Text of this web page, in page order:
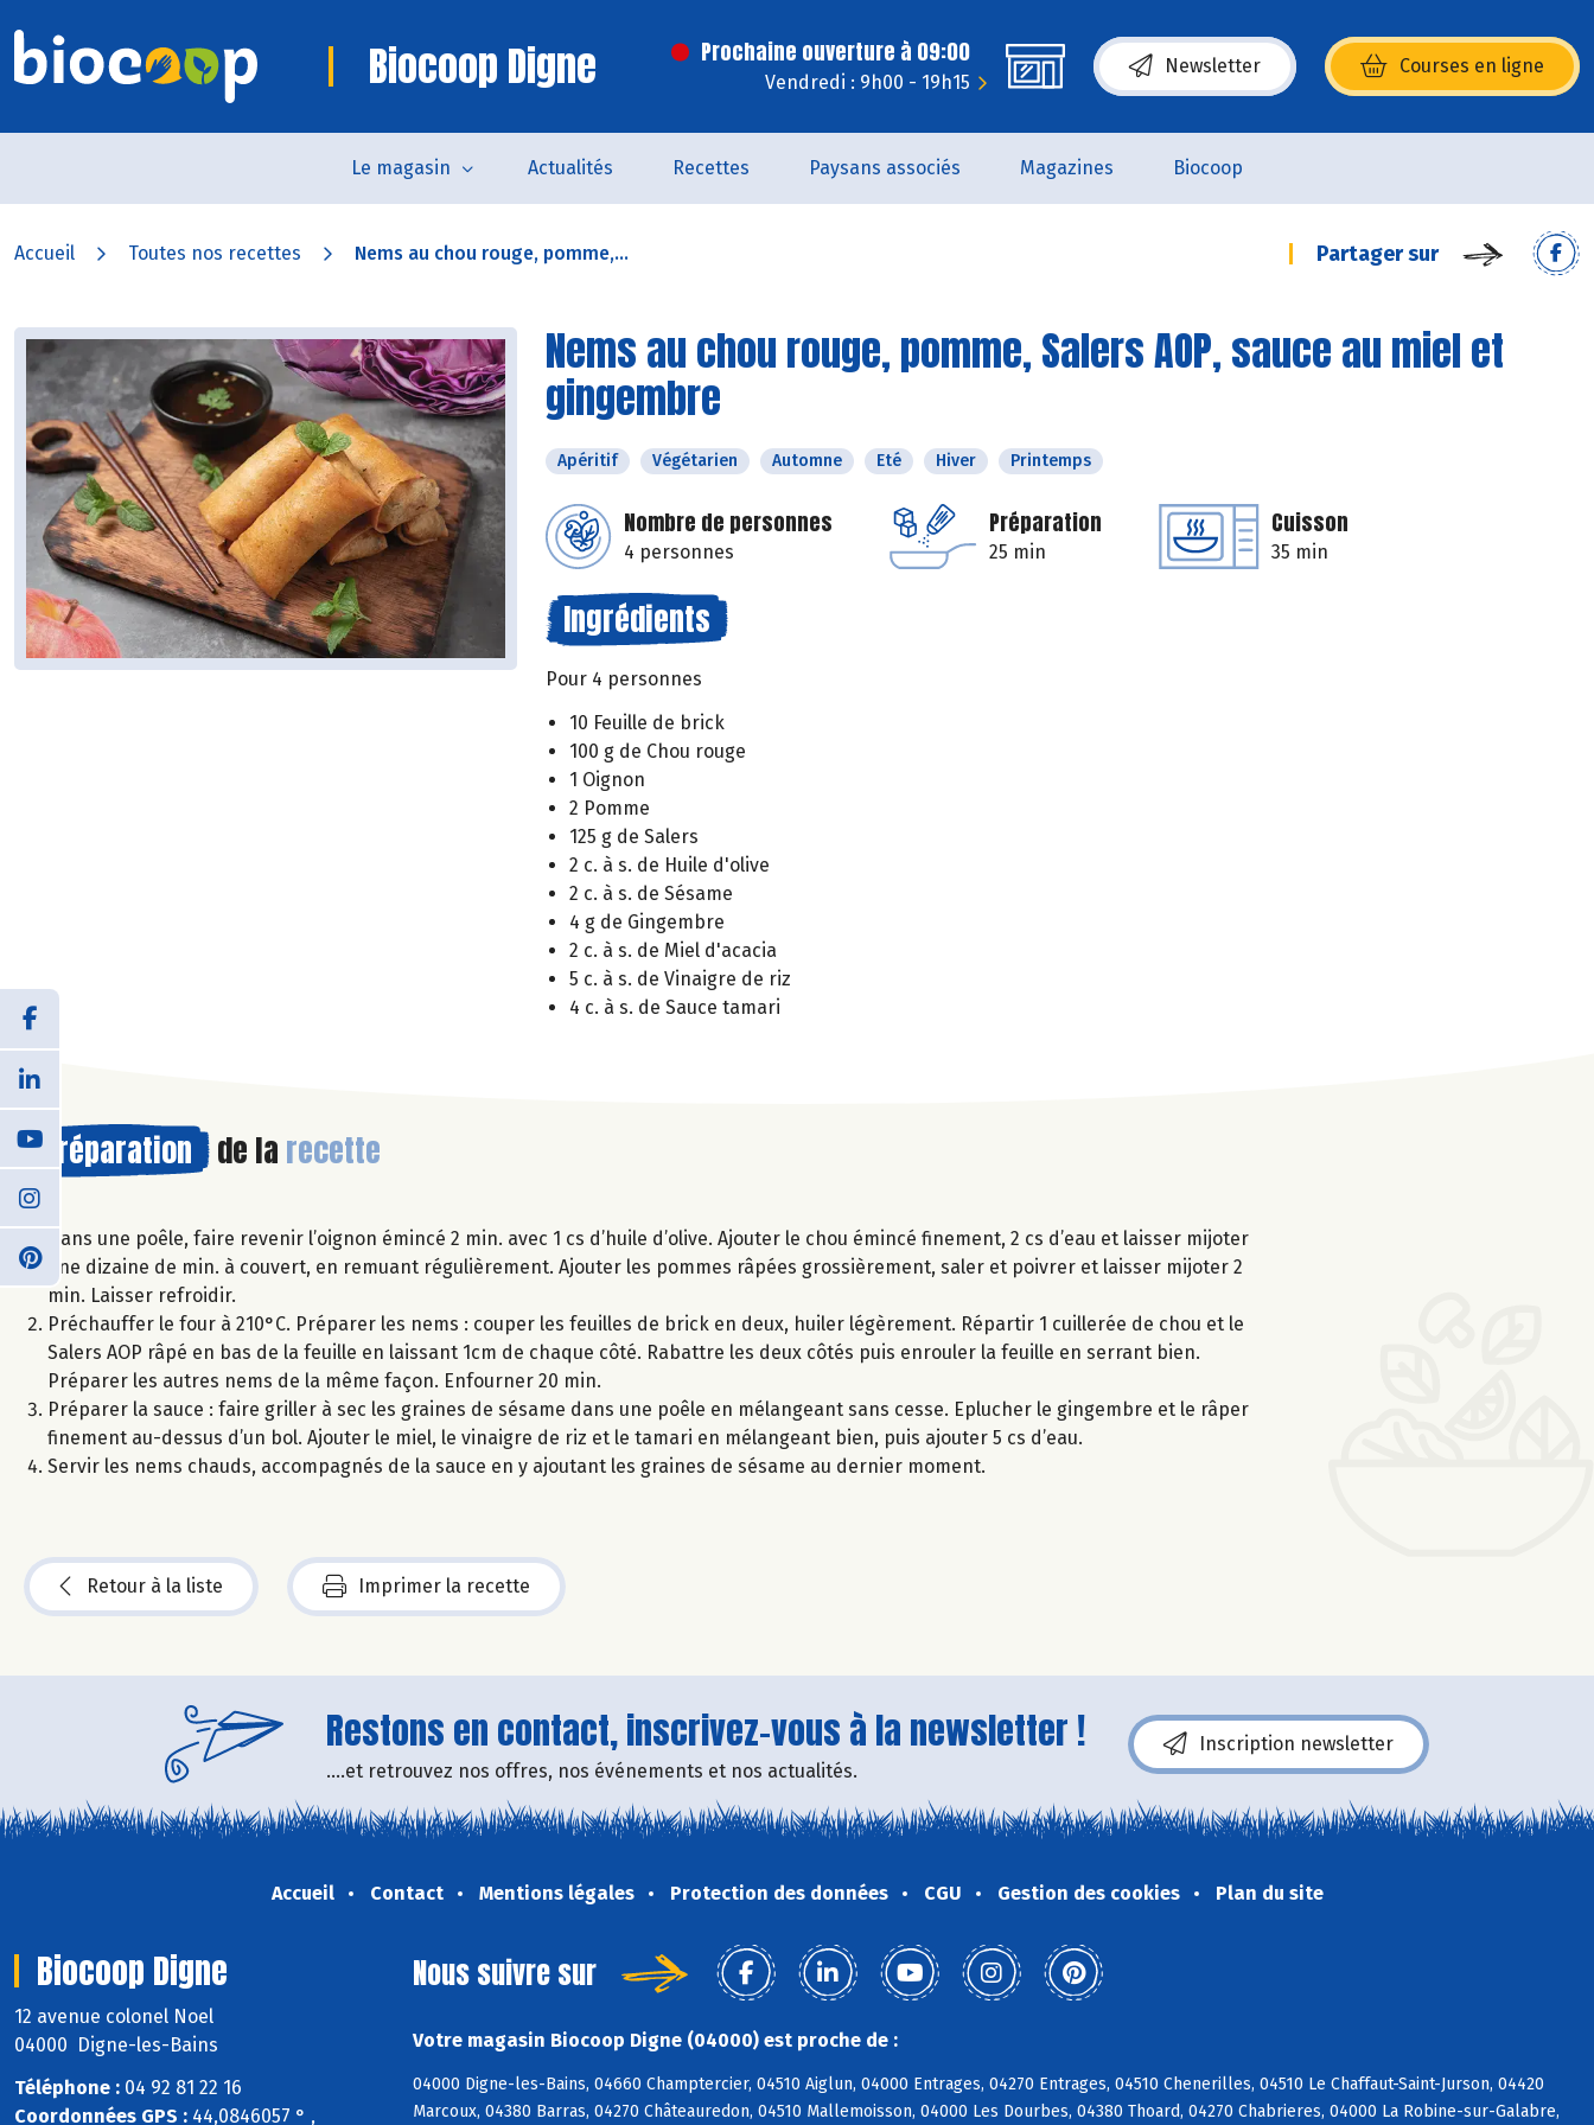
Biocoop Digne Prochaine ouverture à 09:00
Vendredi : 9h00 - 19h15
Newsletter Courses en ligne
(s’ouvre dans une nouvelle fenêtre)
Le magasin Actualités Recettes Paysans associés Magazines Biocoop
Accueil Toutes nos recettes Nems au chou rouge, pomme,... Partager sur
Nems au chou rouge, pomme, Salers AOP, sauce au miel et
gingembre
Apéritif Végétarien Automne Eté Hiver Printemps
Nombre de personnes
4 personnes
Préparation
25 min
Cuisson
35 min
Ingrédients
Pour 4 personnes
10 Feuille de brick
100 g de Chou rouge
1 Oignon
2 Pomme
125 g de Salers
2 c. à s. de Huile d'olive
2 c. à s. de Sésame
4 g de Gingembre
2 c. à s. de Miel d'acacia
5 c. à s. de Vinaigre de riz
4 c. à s. de Sauce tamari
Préparation de la recette
Dans une poêle, faire revenir l’oignon émincé 2 min. avec 1 cs d’huile d’olive. Ajouter le chou émincé finement, 2 cs d’eau et laisser mijoter
une dizaine de min. à couvert, en remuant régulièrement. Ajouter les pommes râpées grossièrement, saler et poivrer et laisser mijoter 2
min. Laisser refroidir.
Préchauffer le four à 210°C. Préparer les nems : couper les feuilles de brick en deux, huiler légèrement. Répartir 1 cuillerée de chou et le
Salers AOP râpé en bas de la feuille en laissant 1cm de chaque côté. Rabattre les deux côtés puis enrouler la feuille en serrant bien.
Préparer les autres nems de la même façon. Enfourner 20 min.
Préparer la sauce : faire griller à sec les graines de sésame dans une poêle en mélangeant sans cesse. Eplucher le gingembre et le râper
finement au-dessus d’un bol. Ajouter le miel, le vinaigre de riz et le tamari en mélangeant bien, puis ajouter 5 cs d’eau.
Servir les nems chauds, accompagnés de la sauce en y ajoutant les graines de sésame au dernier moment.
Retour à la liste Imprimer la recette
Restons en contact, inscrivez-vous à la newsletter !
....et retrouvez nos offres, nos événements et nos actualités.
Inscription newsletter
Accueil Contact Mentions légales Protection des données CGU Gestion des cookies Plan du site
Biocoop Digne
12 avenue colonel Noel
04000 Digne-les-Bains
Téléphone : 04 92 81 22 16
Coordonnées GPS : 44,0846057 ° ,
Nous suivre sur
Votre magasin Biocoop Digne (04000) est proche de :
04000 Digne-les-Bains, 04660 Champtercier, 04510 Aiglun, 04000 Entrages, 04270 Entrages, 04510 Chenerilles, 04510 Le Chaffaut-Saint-Jurson, 04420
Marcoux, 04380 Barras, 04270 Châteauredon, 04510 Mallemoisson, 04000 Les Dourbes, 04380 Thoard, 04270 Chabrieres, 04000 La Robine-sur-Galabre,